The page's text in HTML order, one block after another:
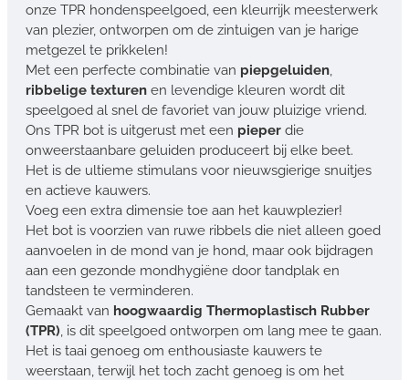
onze TPR hondenspeelgoed, een kleurrijk meesterwerk
van plezier, ontworpen om de zintuigen van je harige
metgezel te prikkelen!
Met een perfecte combinatie van piepgeluiden,
ribbelige texturen en levendige kleuren wordt dit
speelgoed al snel de favoriet van jouw pluizige vriend.
Ons TPR bot is uitgerust met een pieper die
onweerstaanbare geluiden produceert bij elke beet.
Het is de ultieme stimulans voor nieuwsgierige snuitjes
en actieve kauwers.
Voeg een extra dimensie toe aan het kauwplezier!
Het bot is voorzien van ruwe ribbels die niet alleen goed
aanvoelen in de mond van je hond, maar ook bijdragen
aan een gezonde mondhygiëne door tandplak en
tandsteen te verminderen.
Gemaakt van hoogwaardig Thermoplastisch Rubber
(TPR), is dit speelgoed ontworpen om lang mee te gaan.
Het is taai genoeg om enthousiaste kauwers te
weerstaan, terwijl het toch zacht genoeg is om het